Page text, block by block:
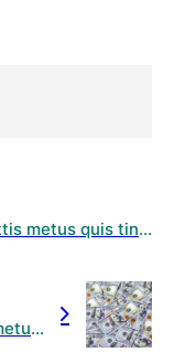
Maecenas pharetra mattis metus quis tincidunt tuis sed lacus commodo
Tristique lobortis lorem ac faucibus metus pretium in